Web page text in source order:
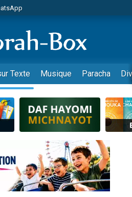
jours de vacances aux Orphelins
80 ans, dans un appartement
la jambe de Yohan
Zoom
Texte Musique Paracha